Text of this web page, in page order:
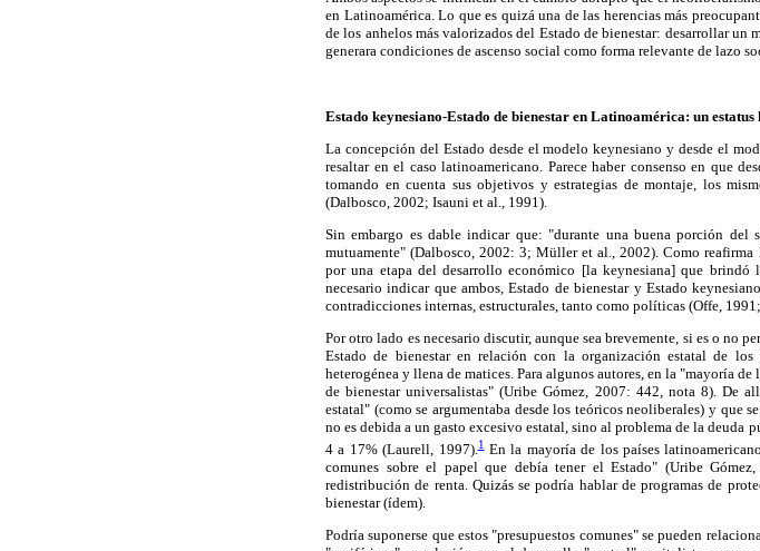
en Latinoamérica. Lo que es quizá una de las herencias más
de los anhelos más valorizados del Estado de bienestar: desarrollar
generara condiciones de ascenso social como forma relevante de lazo
Estado keynesiano-Estado de bienestar en Latinoamérica: un
La concepción del Estado desde el modelo keynesiano y desde el
resaltar en el caso latinoamericano. Parece haber consenso en que
tomando en cuenta sus objetivos y estrategias de montaje, los
(Dalbosco, 2002; Isauni et al., 1991).
Sin embargo es dable indicar que: "durante una buena porción
mutuamente" (Dalbosco, 2002: 3; Müller et al., 2002). Como
por una etapa del desarrollo económico [la keynesiana] que
necesario indicar que ambos, Estado de bienestar y Estado
contradicciones internas, estructurales, tanto como políticas (Offe,
Por otro lado es necesario discutir, aunque sea brevemente, si es o no
Estado de bienestar en relación con la organización estatal de
heterogénea y llena de matices. Para algunos autores, en la "mayoría
de bienestar universalistas" (Uribe Gómez, 2007: 442, nota 8). De
estatal" (como se argumentaba desde los teóricos neoliberales) y que
no es debida a un gasto excesivo estatal, sino al problema de la deuda
4 a 17% (Laurell, 1997).1En la mayoría de los países
comunes sobre el papel que debía tener el Estado" (Uribe
redistribución de renta. Quizás se podría hablar de programas de
bienestar (ídem).
Podría suponerse que estos "presupuestos comunes" se pueden